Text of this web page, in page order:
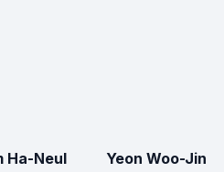
Ha-Neul Yeon Woo-Jin